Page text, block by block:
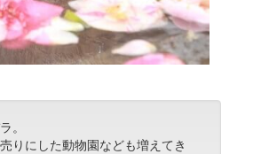
。
りにした動物園なども増えてき